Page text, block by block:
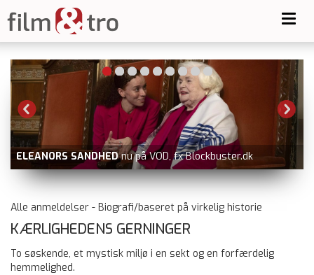
nu på VOD, fx Blockbuster.dk SPIDER-MAN: BRAND
Alle anmeldelser - Biografi/baseret på virkelig historie
KÆRLIGHEDENS GERNINGER
To søskende, et mystisk miljø i en sekt og en forfærdelig
hemmelighed.